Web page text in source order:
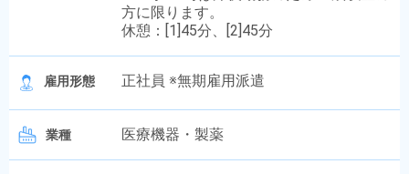
方に限ります。
休憩：[1]45分、[2]45分
雇用形態 正社員 ※無期雇用派遣
業種 医療機器・製薬